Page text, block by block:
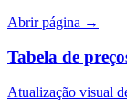
Abrir página →
Tabela de
Atualização visual